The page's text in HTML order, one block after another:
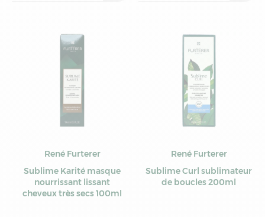
René Furterer
Sublime Karité masque
nourrissant lissant
cheveux très secs 100ml
René Furterer
Sublime Curl sublimateur
de boucles 200ml